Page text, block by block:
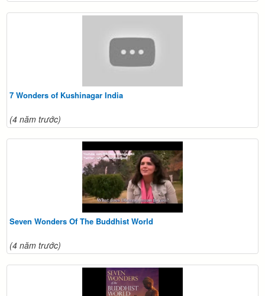
7 Wonders of Kushinagar India
(4 năm trước)
Seven Wonders Of The Buddhist World
(4 năm trước)